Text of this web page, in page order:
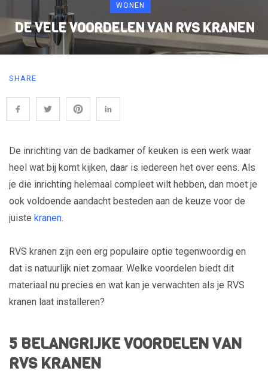
WONEN
DE VELE VOORDELEN VAN RVS KRANEN
SHARE
De inrichting van de badkamer of keuken is een werk waar
heel wat bij komt kijken, daar is iedereen het over eens. Als
je die inrichting helemaal compleet wilt hebben, dan moet je
ook voldoende aandacht besteden aan de keuze voor de
juiste kranen.
RVS kranen zijn een erg populaire optie tegenwoordig en
dat is natuurlijk niet zomaar. Welke voordelen biedt dit
materiaal nu precies en wat kan je verwachten als je RVS
kranen laat installeren?
5 BELANGRIJKE VOORDELEN VAN
RVS KRANEN